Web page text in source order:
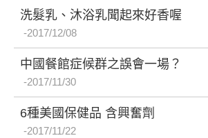
洗髮乳、沐浴乳聞起來好香喔
2017/12/08
中國餐館症候群之誤會一場？
2017/11/30
6種美國保健品 含興奮劑
2017/11/22